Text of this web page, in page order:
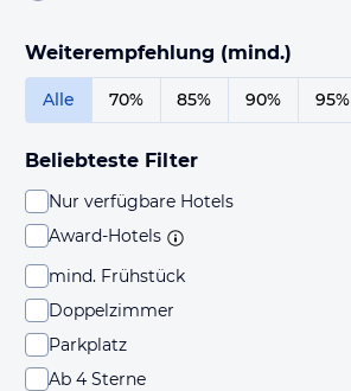
Weiterempfehlung (mind.)
Alle 70% 85% 90% 95%
Beliebteste Filter
Nur verfügbare Hotels
Award-Hotels
mind. Frühstück
Doppelzimmer
Parkplatz
Ab 4 Sterne